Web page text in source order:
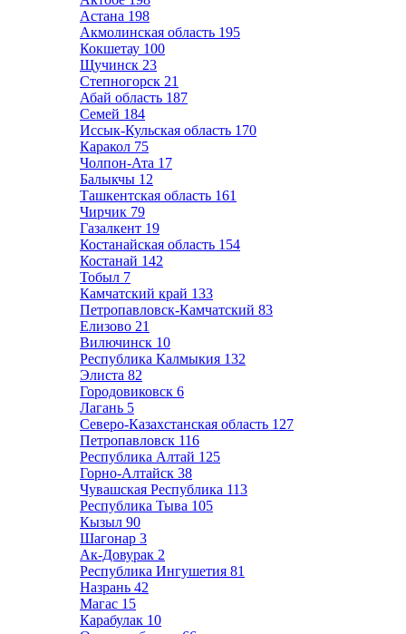
Астана 198
Акмолинская область 195
Кокшетау 100
Щучинск 23
Степногорск 21
Абай область 187
Семей 184
Иссык-Кульская область 170
Каракол 75
Чолпон-Ата 17
Балыкчы 12
Ташкентская область 161
Чирчик 79
Газалкент 19
Костанайская область 154
Костанай 142
Тобыл 7
Камчатский край 133
Петропавловск-Камчатский 83
Елизово 21
Вилючинск 10
Республика Калмыкия 132
Элиста 82
Городовиковск 6
Лагань 5
Северо-Казахстанская область 127
Петропавловск 116
Республика Алтай 125
Горно-Алтайск 38
Чувашская Республика 113
Республика Тыва 105
Кызыл 90
Шагонар 3
Ак-Довурак 2
Республика Ингушетия 81
Назрань 42
Магас 15
Карабулак 10